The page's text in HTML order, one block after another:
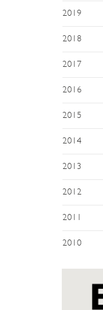
2019
2018
2017
2016
2015
2014
2013
2012
2011
2010